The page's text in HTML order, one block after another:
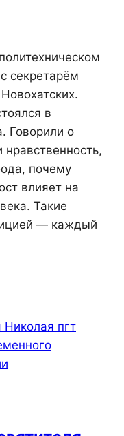
секретарём
в
Говорили о
нравственность,
почему
влияет на
Такие
— каждый